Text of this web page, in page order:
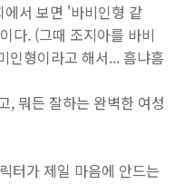
에서 보면 '바비인형 같
다. (그때 조지아를 바비
인형이라고 해서... 흠냐흠
, 뭐든 잘하는 완벽한 여성
터가 제일 마음에 안드는